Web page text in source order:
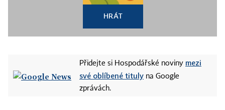
HRÁT
Přidejte si Hospodářské noviny mezi
své oblíbené tituly na Google
zprávách.